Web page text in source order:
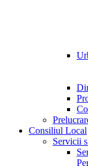
Consiliul Local
Servicii